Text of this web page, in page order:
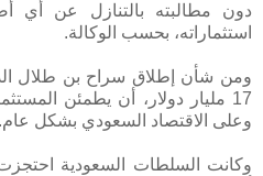
دون مطالبته بالتنازل عن أي
استثماراته، بحسب الوكالة.
ومن شأن إطلاق سراح بن طلال
17 مليار دولار، أن يطمئن
وعلى الاقتصاد السعودي بشكل عام.
وكانت السلطات السعودية